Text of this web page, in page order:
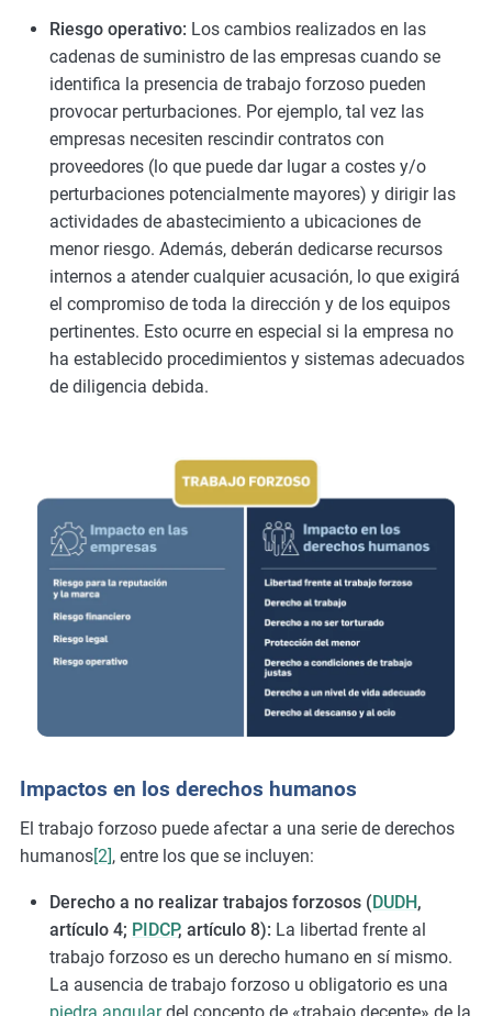
Riesgo operativo: Los cambios realizados en las
cadenas de suministro de las empresas cuando se
identifica la presencia de trabajo forzoso pueden
provocar perturbaciones. Por ejemplo, tal vez las
empresas necesiten rescindir contratos con
proveedores (lo que puede dar lugar a costes y/o
perturbaciones potencialmente mayores) y dirigir las
actividades de abastecimiento a ubicaciones de
menor riesgo. Además, deberán dedicarse recursos
internos a atender cualquier acusación, lo que exigirá
el compromiso de toda la dirección y de los equipos
pertinentes. Esto ocurre en especial si la empresa no
ha establecido procedimientos y sistemas adecuados
de diligencia debida.
Impactos en los derechos humanos
El trabajo forzoso puede afectar a una serie de derechos
humanos[2], entre los que se incluyen:
Derecho a no realizar trabajos forzosos ( DUDH,
artículo 4; PIDCP, artículo 8): La libertad frente al
trabajo forzoso es un derecho humano en sí mismo.
La ausencia de trabajo forzoso u obligatorio es una